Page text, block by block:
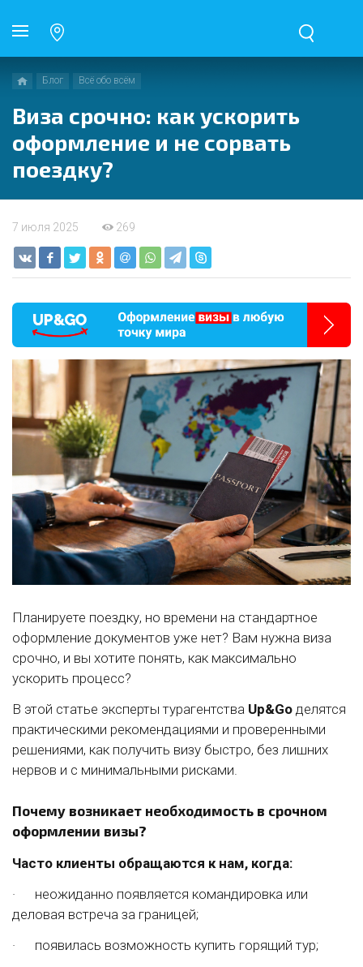
Блог Всё обо всём
Виза срочно: как ускорить
оформление и не сорвать
поездку?
7 июля 2025 269
Планируете поездку, но времени на стандартное
оформление документов уже нет? Вам нужна виза
срочно, и вы хотите понять, как максимально
ускорить процесс?
В этой статье эксперты турагентства Up&Go делятся
практическими рекомендациями и проверенными
решениями, как получить визу быстро, без лишних
нервов и с минимальными рисками.
Почему возникает необходимость в срочном
оформлении визы?
Часто клиенты обращаются к нам, когда:
· неожиданно появляется командировка или
деловая встреча за границей;
· появилась возможность купить горящий тур;